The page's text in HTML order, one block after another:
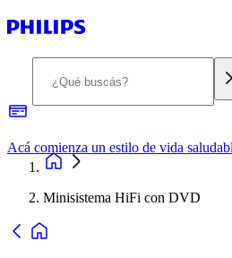
Minisistema HiFi con DVD